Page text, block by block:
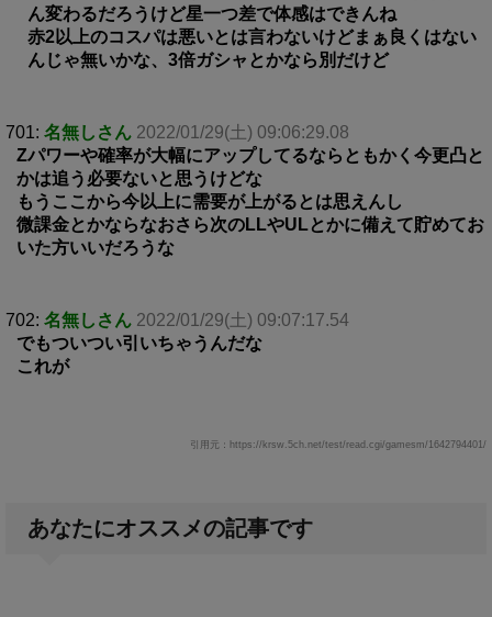
ん変わるだろうけど星一つ差で体感はできんね
赤2以上のコスパは悪いとは言わないけどまぁ良くはない
んじゃ無いかな、3倍ガシャとかなら別だけど
701: 名無しさん 2022/01/29(土) 09:06:29.08
Zパワーや確率が大幅にアップしてるならともかく今更凸と
かは追う必要ないと思うけどな
もうここから今以上に需要が上がるとは思えんし
微課金とかならなおさら次のLLやULとかに備えて貯めてお
いた方いいだろうな
702: 名無しさん 2022/01/29(土) 09:07:17.54
でもついつい引いちゃうんだな
これが
引用元：https://krsw.5ch.net/test/read.cgi/gamesm/1642794401/
あなたにオススメの記事です